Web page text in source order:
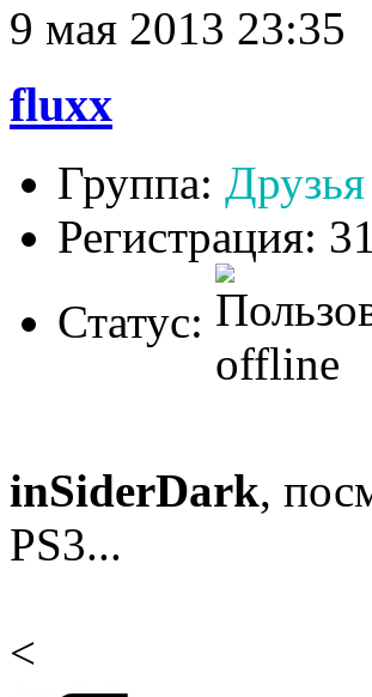
9 мая 2013 23:35
fluxx
Группа: Друзья
Регистрация:
Статус:
inSiderDark,
PS3...
<